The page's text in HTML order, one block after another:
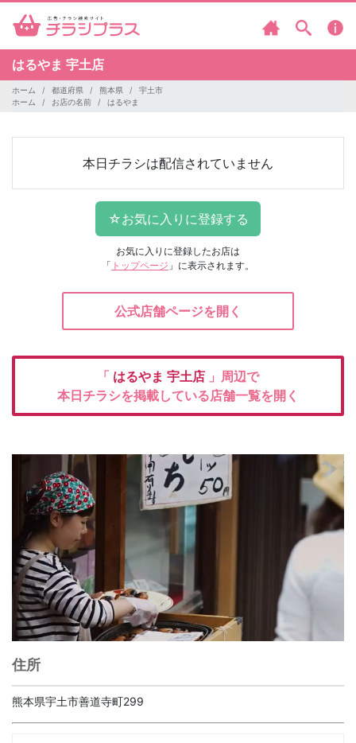
はるやま 宇土店
ホーム 都道府県 熊本県
宇土市
ホーム
お店の名前 はるやま
本日チラシは配信されていません
お気に入りに登録したお店は
「 トップページ 」に表示されます。
公式店舗ページを開く
「 はるやま 宇土店 」周辺で
本日チラシを掲載している店舗一覧を開く
住所
熊本県宇土市善道寺町299